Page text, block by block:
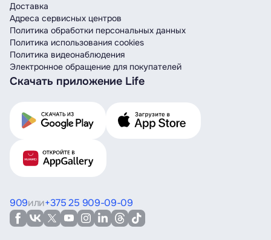
Доставка
Адреса сервисных центров
Политика обработки персональных данных
Политика использования cookies
Политика видеонаблюдения
Электронное обращение для покупателей
Скачать приложение Life
909или+375 25 909-09-09